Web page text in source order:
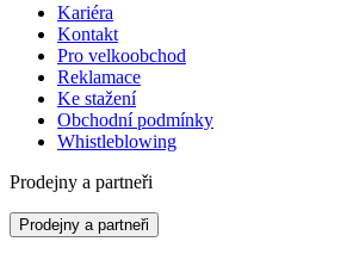
Kariéra
Kontakt
Pro velkoobchod
Reklamace
Ke stažení
Obchodní podmínky
Whistleblowing
Prodejny a partneři
Prodejny a partneři